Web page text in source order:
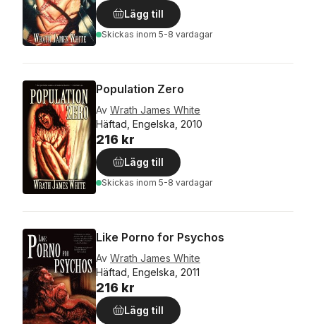
Lägg till
Skickas inom 5-8 vardagar
Population Zero
Av Wrath James White
Häftad, Engelska, 2010
216 kr
Lägg till
Skickas inom 5-8 vardagar
Like Porno for Psychos
Av Wrath James White
Häftad, Engelska, 2011
216 kr
Lägg till